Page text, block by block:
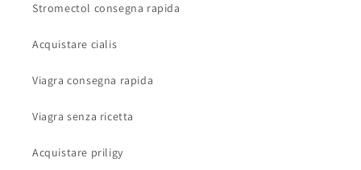
Stromectol consegna rapida
Acquistare cialis
Viagra consegna rapida
Viagra senza ricetta
Acquistare priligy